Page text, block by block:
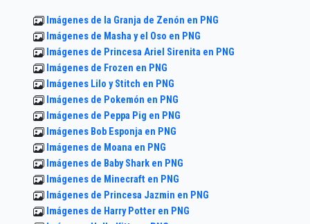
Imágenes de la Granja de Zenón en PNG
Imágenes de Masha y el Oso en PNG
Imágenes de Princesa Ariel Sirenita en PNG
Imágenes de Frozen en PNG
Imágenes Lilo y Stitch en PNG
Imágenes de Pokemón en PNG
Imágenes de Peppa Pig en PNG
Imágenes Bob Esponja en PNG
Imágenes de Moana en PNG
Imágenes de Baby Shark en PNG
Imágenes de Minecraft en PNG
Imágenes de Princesa Jazmin en PNG
Imágenes de Harry Potter en PNG